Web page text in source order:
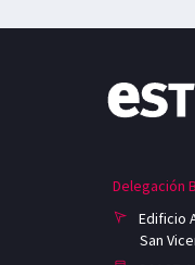
Delegación
Edificio
San